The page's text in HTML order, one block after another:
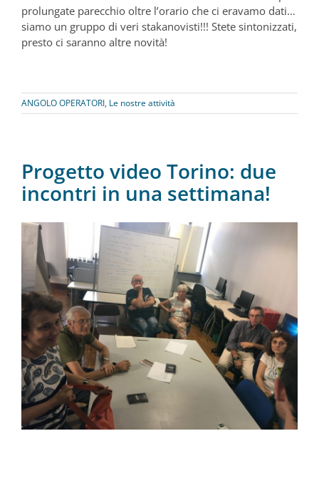
prolungate parecchio oltre l’orario che ci eravamo dati…
siamo un gruppo di veri stakanovisti!!! Stete sintonizzati,
presto ci saranno altre novità!
ANGOLO OPERATORI, Le nostre attività
Progetto video Torino: due
incontri in una settimana!